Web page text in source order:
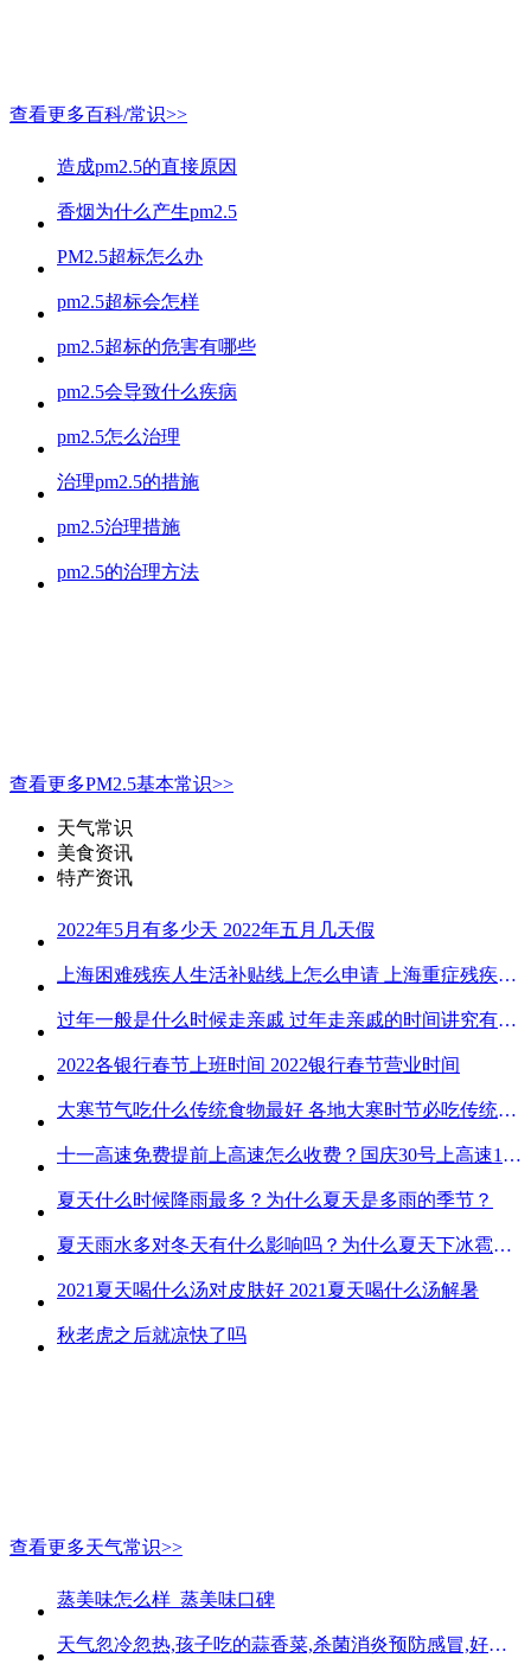
查看更多百科/常识>>
造成pm2.5的直接原因
香烟为什么产生pm2.5
PM2.5超标怎么办
pm2.5超标会怎样
pm2.5超标的危害有哪些
pm2.5会导致什么疾病
pm2.5怎么治理
治理pm2.5的措施
pm2.5治理措施
pm2.5的治理方法
查看更多PM2.5基本常识>>
天气常识
美食资讯
特产资讯
2022年5月有多少天 2022年五月几天假
上海困难残疾人生活补贴线上怎么申请 上海重症残疾人护理补贴线上申请流程
过年一般是什么时候走亲戚 过年走亲戚的时间讲究有哪些
2022各银行春节上班时间 2022银行春节营业时间
大寒节气吃什么传统食物最好 各地大寒时节必吃传统美食
十一高速免费提前上高速怎么收费？国庆30号上高速1号下高速免费吗？
夏天什么时候降雨最多？为什么夏天是多雨的季节？
夏天雨水多对冬天有什么影响吗？为什么夏天下冰雹而冬天不下冰雹
2021夏天喝什么汤对皮肤好 2021夏天喝什么汤解暑
秋老虎之后就凉快了吗
查看更多天气常识>>
蒸美味怎么样_蒸美味口碑
天气忽冷忽热,孩子吃的蒜香菜,杀菌消炎预防感冒,好吃不贵